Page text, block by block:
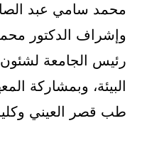
محمد سامي عبد
وإشراف الدكتور
رئيس الجامعة
البيئة، وبمشاركة
طب قصر العيني